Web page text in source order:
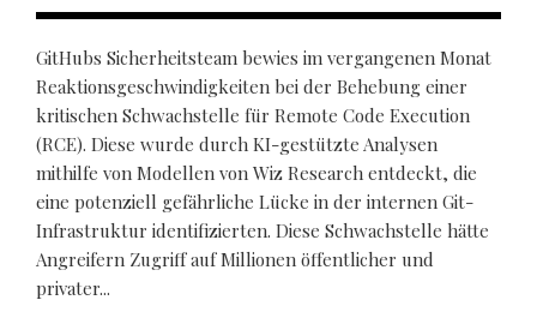
GitHubs Sicherheitsteam bewies im vergangenen Monat
Reaktionsgeschwindigkeiten bei der Behebung einer
kritischen Schwachstelle für Remote Code Execution
(RCE). Diese wurde durch KI-gestützte Analysen
mithilfe von Modellen von Wiz Research entdeckt, die
eine potenziell gefährliche Lücke in der internen Git-
Infrastruktur identifizierten. Diese Schwachstelle hätte
Angreifern Zugriff auf Millionen öffentlicher und
privater...